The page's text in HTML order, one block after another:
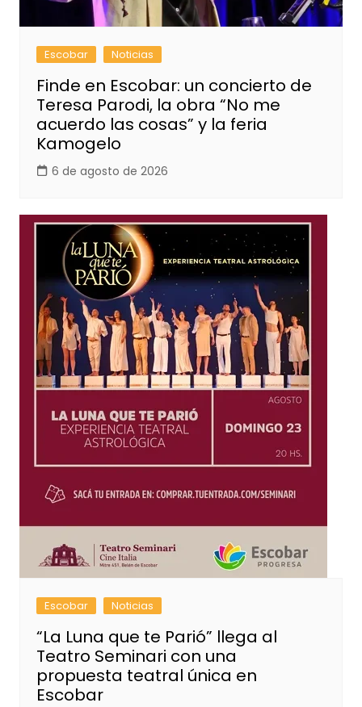
Escobar Noticias
Finde en Escobar: un concierto de
Teresa Parodi, la obra “No me
acuerdo las cosas” y la feria
Kamogelo
6 de agosto de 2026
Escobar Noticias
“La Luna que te Parió” llega al
Teatro Seminari con una
propuesta teatral única en
Escobar